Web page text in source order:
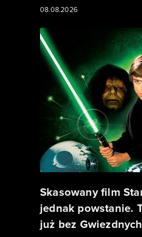
08.08.2026
Skasowany film
jednak powstanie.
już bez